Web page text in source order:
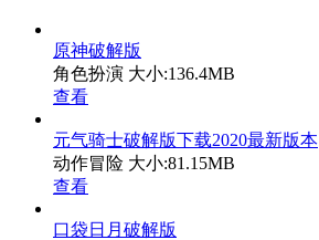
原神破解版
角色扮演 大小:136.4MB
查看
元气骑士破解版下载2020最新版本
动作冒险 大小:81.15MB
查看
口袋日月破解版